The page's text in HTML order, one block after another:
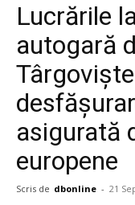
Lucrările
autogară
asigurată
europene
Scris de dbonline - 21